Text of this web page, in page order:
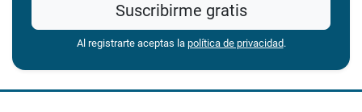
Suscribirme gratis
Al registrarte aceptas la política de privacidad.